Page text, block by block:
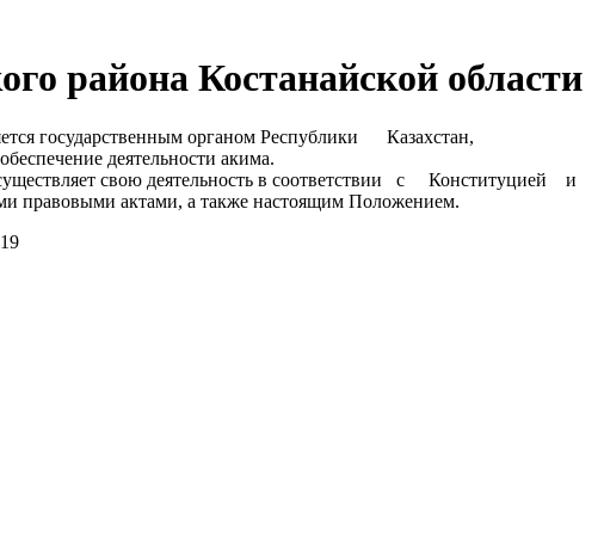
района Костанайской области
государственным органом Республики Казахстан,
деятельности акима.
свою деятельность в соответствии с Конституцией и
правовыми актами, а также настоящим Положением.